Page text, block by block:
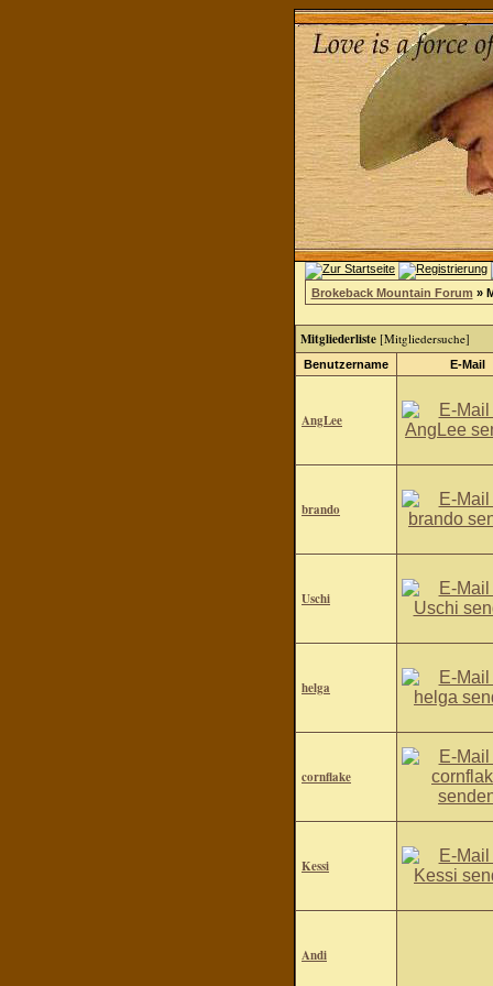
Brokeback Mountain Forum »
Mitgliederliste [Mitgliedersuche]
Benutzername E-Mail
AngLee
brando
Uschi
helga
cornflake
Kessi
Andi